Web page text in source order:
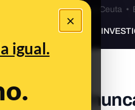
×
igual.
Especial Ceuta•Bulos Ceuta •
PREBUNKING
Díaz